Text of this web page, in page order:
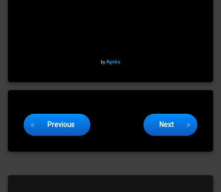
byAgnès
Previous Next